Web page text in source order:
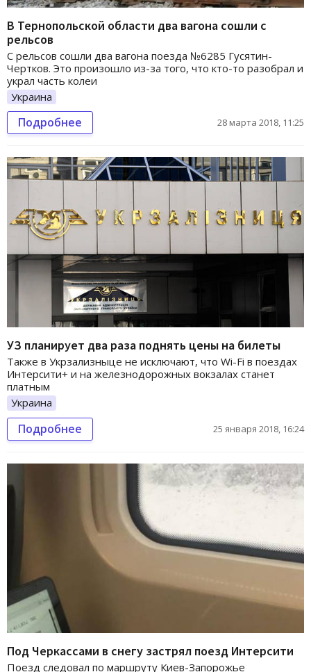
В Тернопольской области два вагона сошли с
рельсов
С рельсов сошли два вагона поезда №6285 Гусятин-
Чертков. Это произошло из-за того, что кто-то разобрал и
украл часть колеи
Украина
Подробнее 28 марта 2018, 11:25
УЗ планирует два раза поднять цены на билеты
Также в Укрзализныце не исключают, что Wi-Fi в поездах
Интерсити+ и на железнодорожных вокзалах станет
платным
Украина
Подробнее 25 января 2018, 16:24
Под Черкассами в снегу застрял поезд Интерсити
Поезд следовал по маршруту Киев-Запорожье